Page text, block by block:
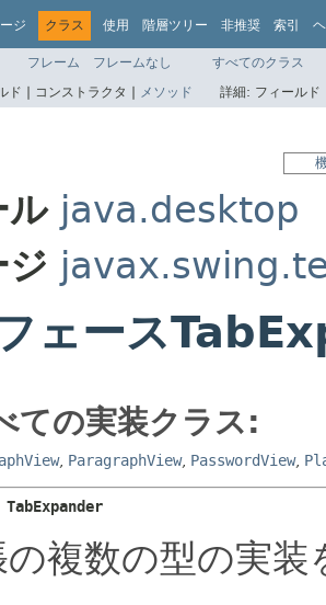
ジ クラス 使用 階層ツリー 非推奨 索引
フレーム フレームなし
すべてのクラス
ド | コンストラクタ | メソッド 詳細: フィール
ル java.desktop
ェース
ての実装クラス:
, ParagraphView, PasswordView,
TabExpander
の複数の型の実